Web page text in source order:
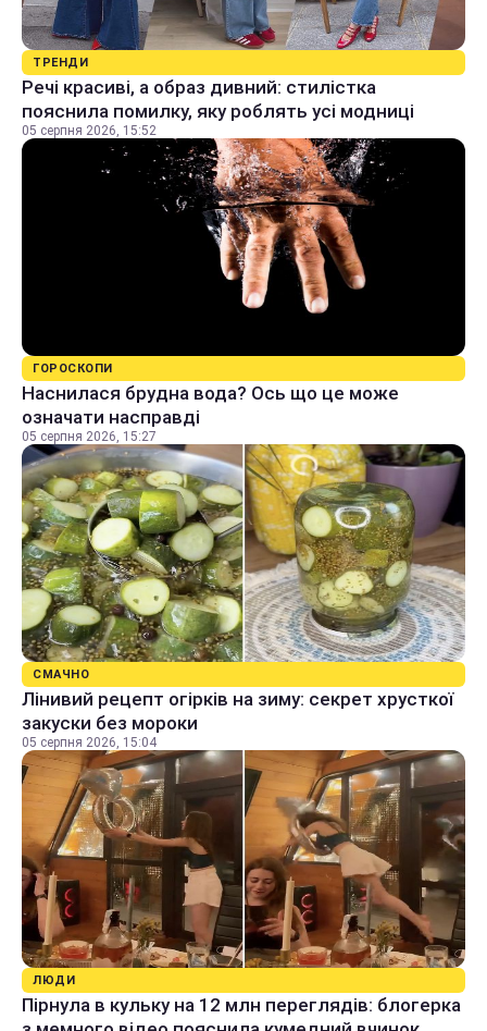
ТРЕНДИ
Речі красиві, а образ дивний: стилістка
пояснила помилку, яку роблять усі модниці
05 серпня 2026, 15:52
ГОРОСКОПИ
Наснилася брудна вода? Ось що це може
означати насправді
05 серпня 2026, 15:27
СМАЧНО
Лінивий рецепт огірків на зиму: секрет хрусткої
закуски без мороки
05 серпня 2026, 15:04
ЛЮДИ
Пірнула в кульку на 12 млн переглядів: блогерка